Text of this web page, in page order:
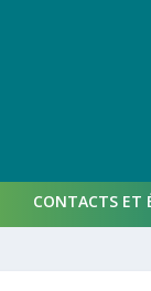
CONTACTS ET